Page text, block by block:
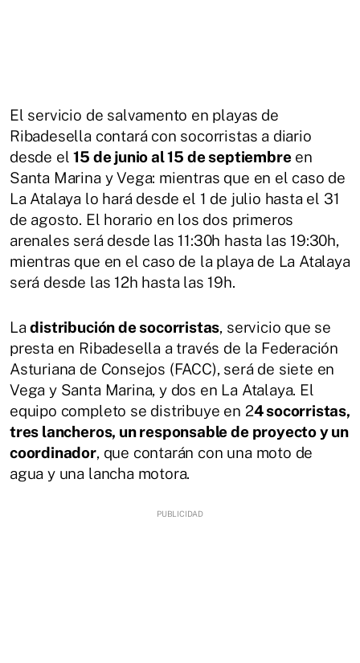
El servicio de salvamento en playas de
Ribadesella contará con socorristas a diario
desde el15 de junio al 15 de septiembreen
Santa Marina y Vega: mientras que en el caso de
La Atalaya lo hará desde el 1 de julio hasta el 31
de agosto. El horario en los dos primeros
arenales será desde las 11:30h hasta las 19:30h,
mientras que en el caso de la playa de La Atalaya
será desde las 12h hasta las 19h.
Ladistribución de socorristas, servicio que se
presta en Ribadesella a través de la Federación
Asturiana de Consejos (FACC), será de siete en
Vega y Santa Marina, y dos en La Atalaya. El
equipo completo se distribuye en 24 socorristas,
tres lancheros, un responsable de proyecto y un
coordinador, que contarán con una moto de
agua y una lancha motora.